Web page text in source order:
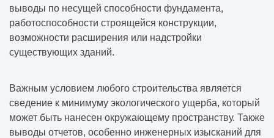
выводы по несущей способности фундамента,
работоспособности строящейся конструкции,
возможности расширения или надстройки
существующих зданий.
Важным условием любого строительства является
сведение к минимуму экологического ущерба, который
может быть нанесен окружающему пространству. Также
выводы отчетов, особенно инженерных изысканий для